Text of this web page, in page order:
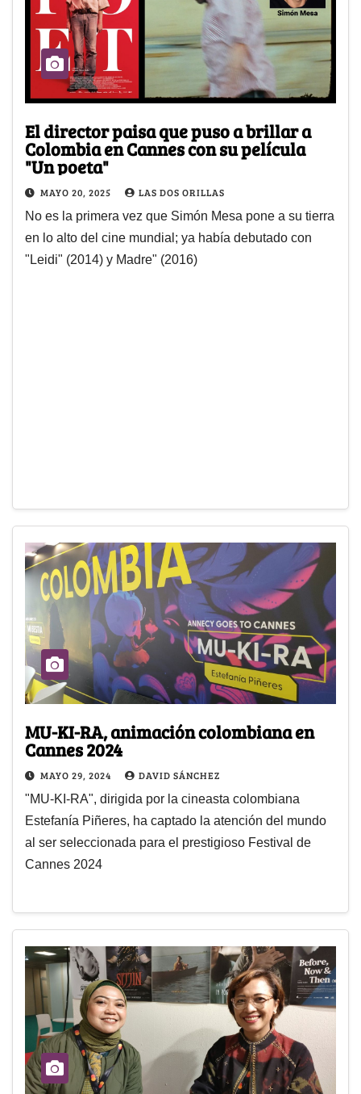
El director paisa que puso a brillar a
Colombia en Cannes con su película
"Un poeta"
MAYO 20, 2025 LAS DOS ORILLAS
No es la primera vez que Simón Mesa pone a su tierra
en lo alto del cine mundial; ya había debutado con
"Leidi" (2014) y Madre" (2016)
MU-KI-RA, animación colombiana en
Cannes 2024
MAYO 29, 2024 DAVID SÁNCHEZ
"MU-KI-RA", dirigida por la cineasta colombiana
Estefanía Piñeres, ha captado la atención del mundo
al ser seleccionada para el prestigioso Festival de
Cannes 2024